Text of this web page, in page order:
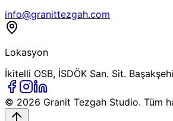
info@granittezgah.com
Lokasyon
İkitelli OSB, İSDÖK San. Sit.
© 2026 Granit Tezgah Studio. Tüm